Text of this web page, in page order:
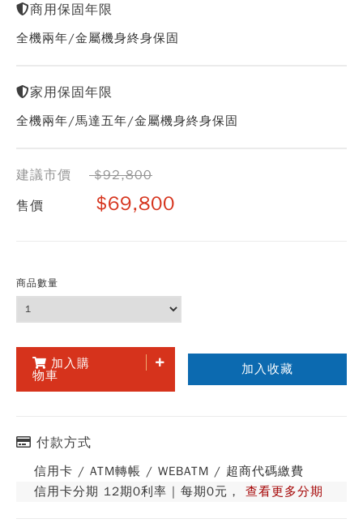
商用保固年限
全機兩年/金屬機身終身保固
家用保固年限
全機兩年/馬達五年/金屬機身終身保固
建議市價
$92,800
售價
$69,800
商品數量
加入購
物車
加入收藏
付款方式
信用卡 / ATM轉帳 / WEBATM / 超商代碼繳費
信用卡分期 12期0利率 | 每期0元， 查看更多分期